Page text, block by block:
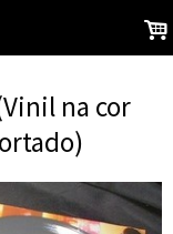
.
na cor